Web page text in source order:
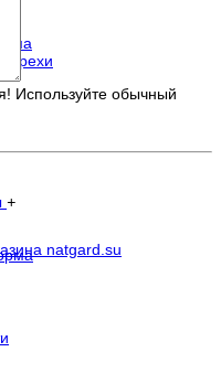
орехи
+
Используйте обычный
natgard.su